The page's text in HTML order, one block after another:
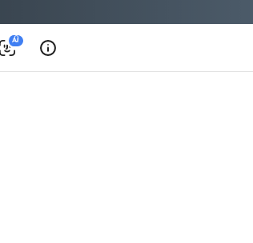
Foto ziņu aģentūras F64 fotogrāfi: Anita
Suļžics, Ilze Zvēra
0
AI